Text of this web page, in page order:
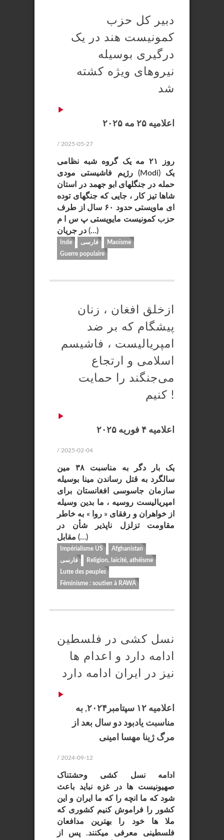
دبیر کل حزب
کمونیست هند در یک
درگیری بوسیله
نیروهای ویژه کشته
شد
اعلامیه ۲۵ مه ۲۰۲۵
/ 2025-05-27
روز ۲۱ مه یک گروه شبه نظامی
رژیم فاشیستی مودی (Modi) یک
حمله در جنگلهای ابو جهمد در استان
شاها تیز کار ، جایی که جنگهای توده
ای ماویستی حدود ۶۰ سال از طرف
حزب کمونیست مایویستی پ س ا م
در جریان (…)
Inde فارسی
Maoïsme
Guerre populaire
ازخلق افغان ، زنان
پیشگام که بر ضد
امپریالیست ، فاشیسم
اسلامی و ارتجاع
می‌جنگند را حمایت
کنیم !
اعلامیه ۴ فوریه ۲۰۲۵
/ 2025-02-04
یک بار دگر به مناسبت ۳۸ مین
سالگرد به قتل رساندن مینا بوسیله
سازمان جاسوسی افغانستان برای
امپریالیست روسیه ، ما بدین وسیله
از خواهران و رفقای « روا » به خاطر
مقاومت تزلزل ناپذیر شأن در
مقابل (…)
Impérialisme US
Afghanistan
فارسی
Religion, laïcité, athéisme
Lutte des peuples
Féminisme : soutien à RAWA
نسل کشی در فلسطین
ادامه دارد و اعدام ها
نیز در ایران ادامه دارد
اعلامیه ۱۲ سپتامبر۲۰۲۴, به
مناسبت یادبود دو سال بعد از
مرگ ژینا مهسا امینی
/ 2024-09-12
ادامه نسل کشی وحشتناک
صهیونیست ها در غزه نباید باعث
شود که ما انچه را که ما ایران و این
کشور را فراموش کنیم کشوری که
ملا ها خود را بهترین مدافعان
فلسطینی معرفی میکنند. پس از